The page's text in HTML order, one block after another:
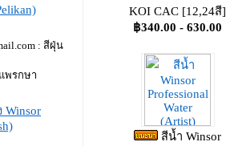
: สีฝุ่น
พรกษา
KOI CAC [12,24สี]
฿340.00 - 630.00
สีน้ำ Winsor